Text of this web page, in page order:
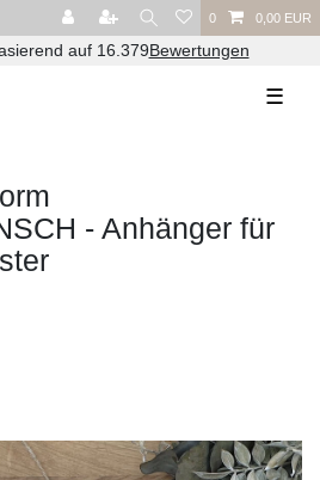
0 0,00 EUR
auf 16.379Bewertungen
☰
- Anhänger für